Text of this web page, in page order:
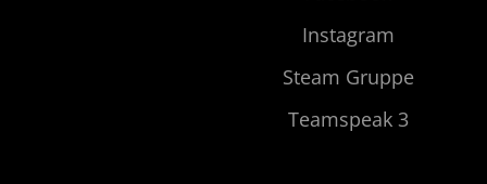
Instagram
Steam Gruppe
Teamspeak 3